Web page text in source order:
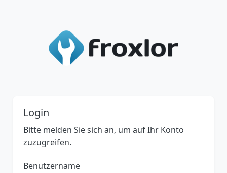
Login
Bitte melden Sie sich an, um auf Ihr Konto
zuzugreifen.
Benutzername